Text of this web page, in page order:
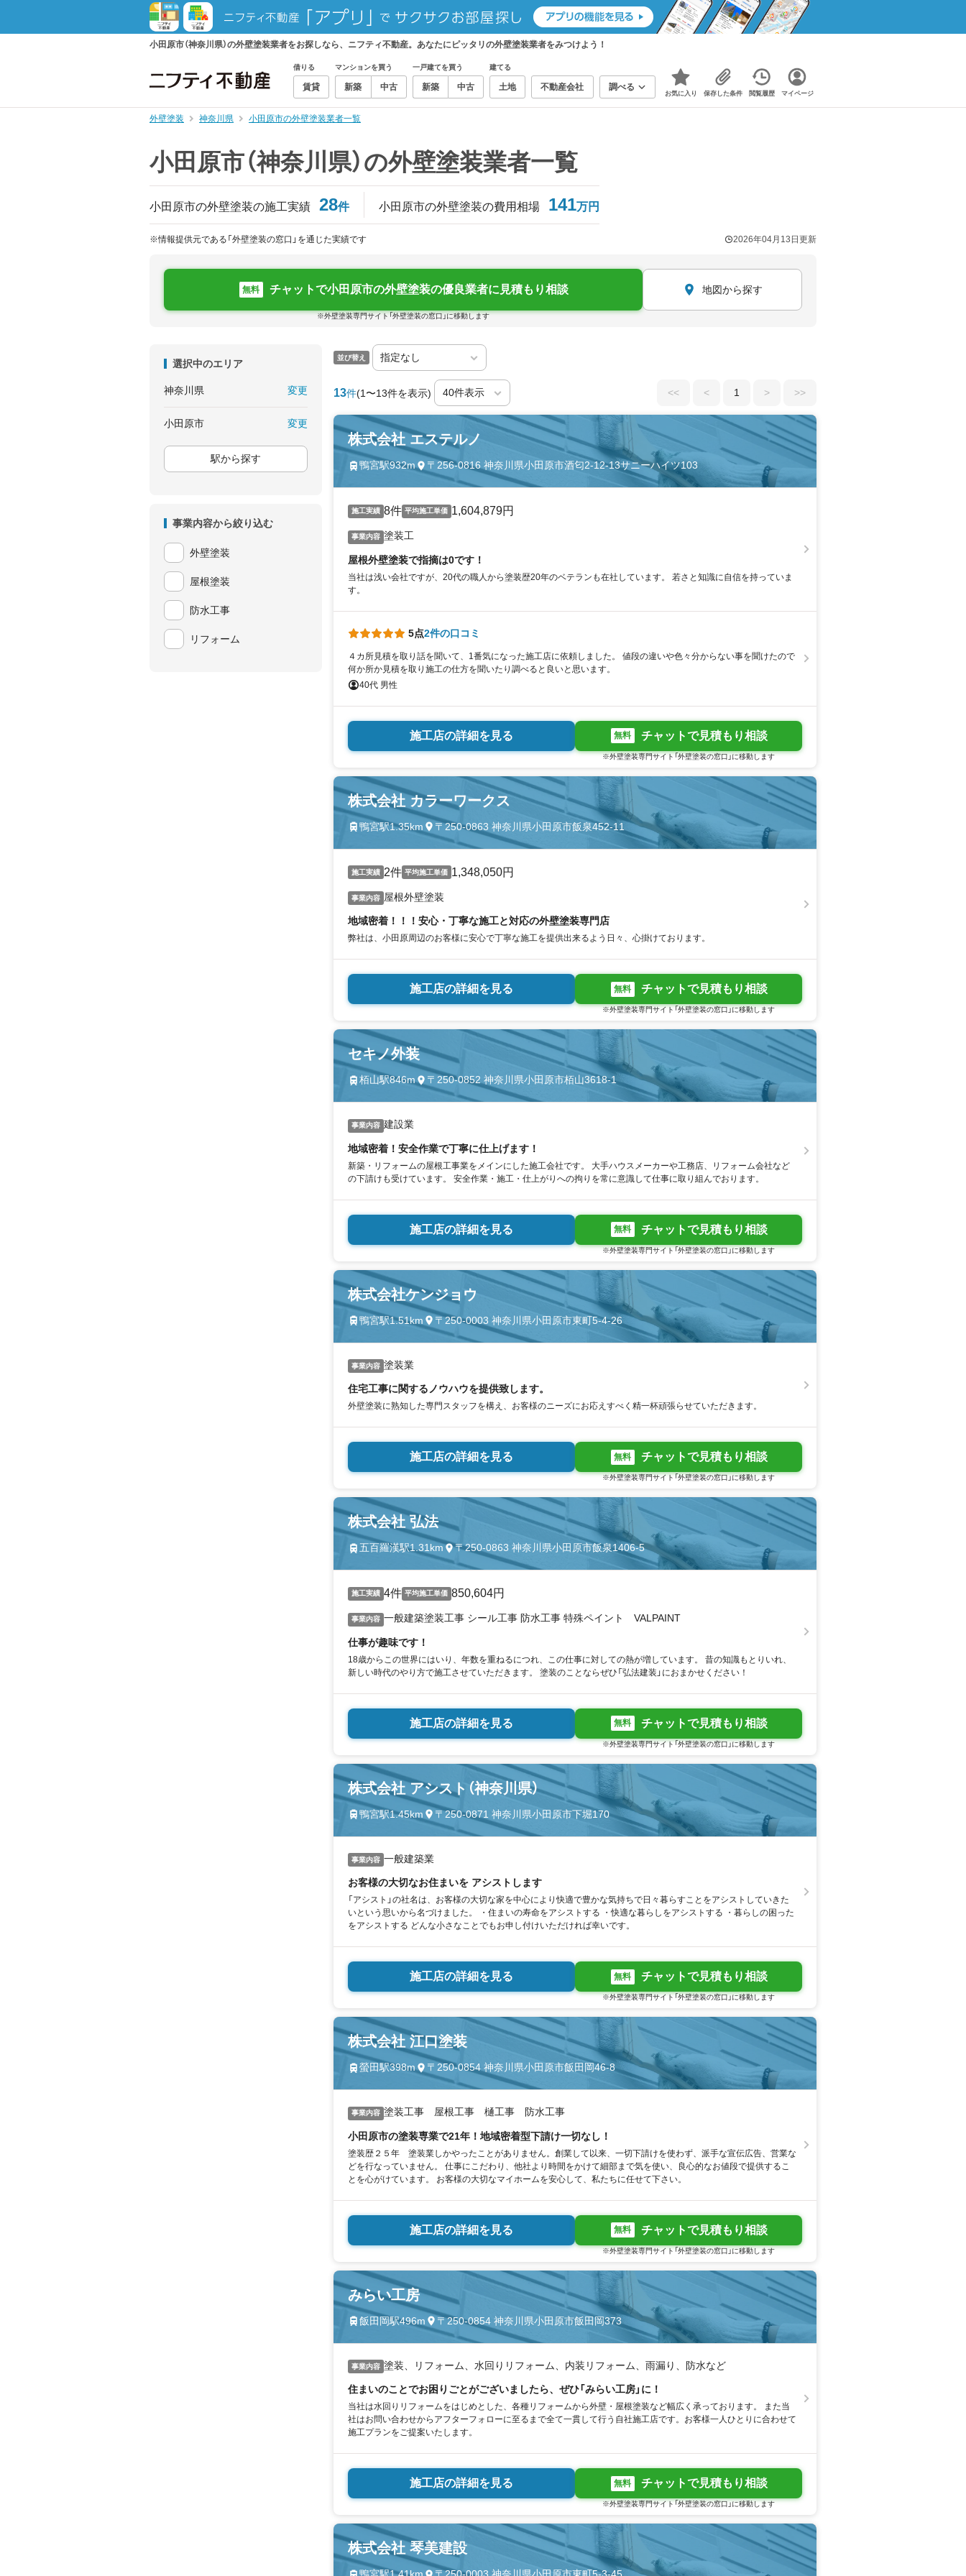
小田原市（神奈川県）の外壁塗装業者をお探しなら、ニフティ不動産。あなたにピッタリの外壁塗装業者をみつけよう！
借りる
賃貸
マンションを買う
新築 中古
一戸建てを買う
新築 中古
建てる
土地 不動産会社 調べる
お気に入り 保存した条件 閲覧履歴 マイページ
外壁塗装 神奈川県 小田原市の外壁塗装業者一覧
小田原市（神奈川県）の外壁塗装業者一覧
小田原市の外壁塗装の施工実績 28件 小田原市の外壁塗装の費用相場 141万円
※情報提供元である「外壁塗装の窓口」を通じた実績です 2026年04月13日 更新
無料 チャットで小田原市の外壁塗装の優良業者に見積もり相談 地図から探す
※外壁塗装専門サイト「外壁塗装の窓口」に移動します
選択中のエリア
神奈川県 変更
小田原市 変更
駅から探す
事業内容から絞り込む
外壁塗装
屋根塗装
防水工事
リフォーム
並び替え
13件(1〜13件を表示) << < 1 > >>
株式会社 エステルノ
鴨宮駅932m 〒256-0816 神奈川県小田原市酒匂2-12-13サニーハイツ103
施工実績 8件 平均施工単価 1,604,879円
事業内容 塗装工
屋根外壁塗装で指摘は0です！
当社は浅い会社ですが、20代の職人から塗装歴20年のベテランも在社しています。 若さと知識に自信を持っていま
す。
5点2件の口コミ
４カ所見積を取り話を聞いて、1番気になった施工店に依頼しました。 値段の違いや色々分からない事を聞けたので
何か所か見積を取り施工の仕方を聞いたり調べると良いと思います。
40代 男性
施工店の詳細を見る 無料 チャットで見積もり相談
※外壁塗装専門サイト「外壁塗装の窓口」に移動します
株式会社 カラーワークス
鴨宮駅1.35km 〒250-0863 神奈川県小田原市飯泉452-11
施工実績 2件 平均施工単価 1,348,050円
事業内容 屋根外壁塗装
地域密着！！！安心・丁寧な施工と対応の外壁塗装専門店
弊社は、小田原周辺のお客様に安心で丁寧な施工を提供出来るよう日々、心掛けております。
施工店の詳細を見る 無料 チャットで見積もり相談
※外壁塗装専門サイト「外壁塗装の窓口」に移動します
セキノ外装
栢山駅846m 〒250-0852 神奈川県小田原市栢山3618-1
事業内容 建設業
地域密着！安全作業で丁寧に仕上げます！
新築・リフォームの屋根工事業をメインにした施工会社です。 大手ハウスメーカーや工務店、リフォーム会社など
の下請けも受けています。 安全作業・施工・仕上がりへの拘りを常に意識して仕事に取り組んでおります。
施工店の詳細を見る 無料 チャットで見積もり相談
※外壁塗装専門サイト「外壁塗装の窓口」に移動します
株式会社ケンジョウ
鴨宮駅1.51km 〒250-0003 神奈川県小田原市東町5-4-26
事業内容 塗装業
住宅工事に関するノウハウを提供致します。
外壁塗装に熟知した専門スタッフを構え、お客様のニーズにお応えすべく精一杯頑張らせていただきます。
施工店の詳細を見る 無料 チャットで見積もり相談
※外壁塗装専門サイト「外壁塗装の窓口」に移動します
株式会社 弘法
五百羅漢駅1.31km 〒250-0863 神奈川県小田原市飯泉1406-5
施工実績 4件 平均施工単価 850,604円
事業内容 一般建築塗装工事 シール工事 防水工事 特殊ペイント VALPAINT
仕事が趣味です！
18歳からこの世界にはいり、年数を重ねるにつれ、この仕事に対しての熱が増しています。 昔の知識もとりいれ、
新しい時代のやり方で施工させていただきます。 塗装のことならぜひ「弘法建装」におまかせください！
施工店の詳細を見る 無料 チャットで見積もり相談
※外壁塗装専門サイト「外壁塗装の窓口」に移動します
株式会社 アシスト（神奈川県）
鴨宮駅1.45km 〒250-0871 神奈川県小田原市下堀170
事業内容 一般建築業
お客様の大切なお住まいを アシストします
「アシスト」の社名は、お客様の大切な家を中心により快適で豊かな気持ちで日々暮らすことをアシストしていきた
いという思いから名づけました。 ・住まいの寿命をアシストする ・快適な暮らしをアシストする ・暮らしの困った
をアシストする どんな小さなことでもお申し付けいただければ幸いです。
施工店の詳細を見る 無料 チャットで見積もり相談
※外壁塗装専門サイト「外壁塗装の窓口」に移動します
株式会社 江口塗装
螢田駅398m 〒250-0854 神奈川県小田原市飯田岡46-8
事業内容 塗装工事 屋根工事 樋工事 防水工事
小田原市の塗装専業で21年！地域密着型下請け一切なし！
塗装歴２５年 塗装業しかやったことがありません。創業して以来、一切下請けを使わず、派手な宣伝広告、営業な
どを行なっていません。 仕事にこだわり、他社より時間をかけて細部まで気を使い、良心的なお値段で提供するこ
とを心がけています。 お客様の大切なマイホームを安心して、私たちに任せて下さい。
施工店の詳細を見る 無料 チャットで見積もり相談
※外壁塗装専門サイト「外壁塗装の窓口」に移動します
みらい工房
飯田岡駅496m 〒250-0854 神奈川県小田原市飯田岡373
事業内容 塗装、リフォーム、水回りリフォーム、内装リフォーム、雨漏り、防水など
住まいのことでお困りごとがございましたら、ぜひ「みらい工房」に！
当社は水回りリフォームをはじめとした、各種リフォームから外壁・屋根塗装など幅広く承っております。 また当
社はお問い合わせからアフターフォローに至るまで全て一貫して行う自社施工店です。お客様一人ひとりに合わせて
施工プランをご提案いたします。
施工店の詳細を見る 無料 チャットで見積もり相談
※外壁塗装専門サイト「外壁塗装の窓口」に移動します
株式会社 琴美建設